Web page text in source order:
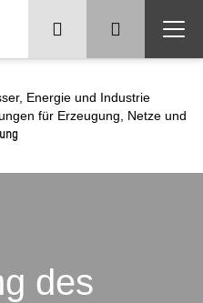
Energie und Industrie
für Erzeugung, Netze und
des